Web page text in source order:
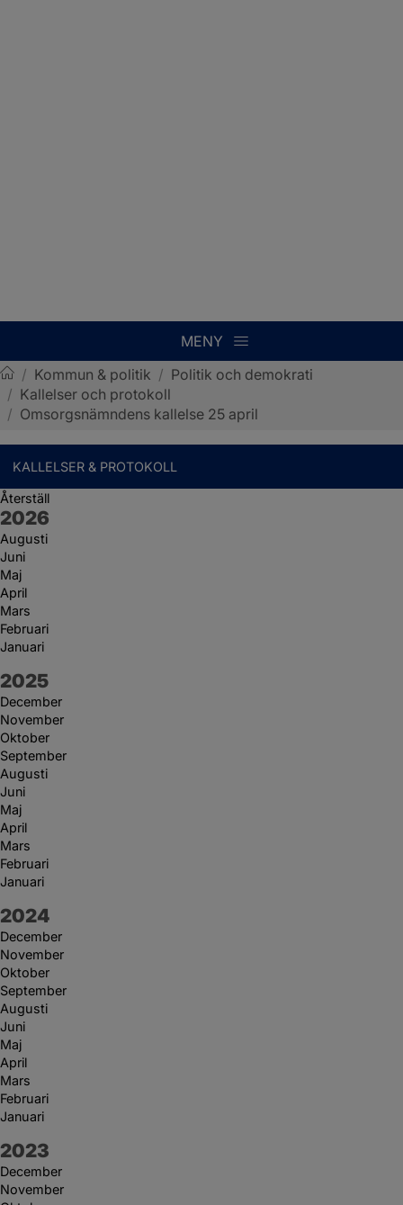
MENY
Sotenäs kommun
/ Kommun & politik / Politik och demokrati
/ Kallelser och protokoll
/ Omsorgsnämndens kallelse 25 april
KALLELSER & PROTOKOLL
Återställ
År:
2026
Augusti
Juni
Maj
April
Mars
Februari
Januari
År:
2025
December
November
Oktober
September
Augusti
Juni
Maj
April
Mars
Februari
Januari
År:
2024
December
November
Oktober
September
Augusti
Juni
Maj
April
Mars
Februari
Januari
År:
2023
December
November